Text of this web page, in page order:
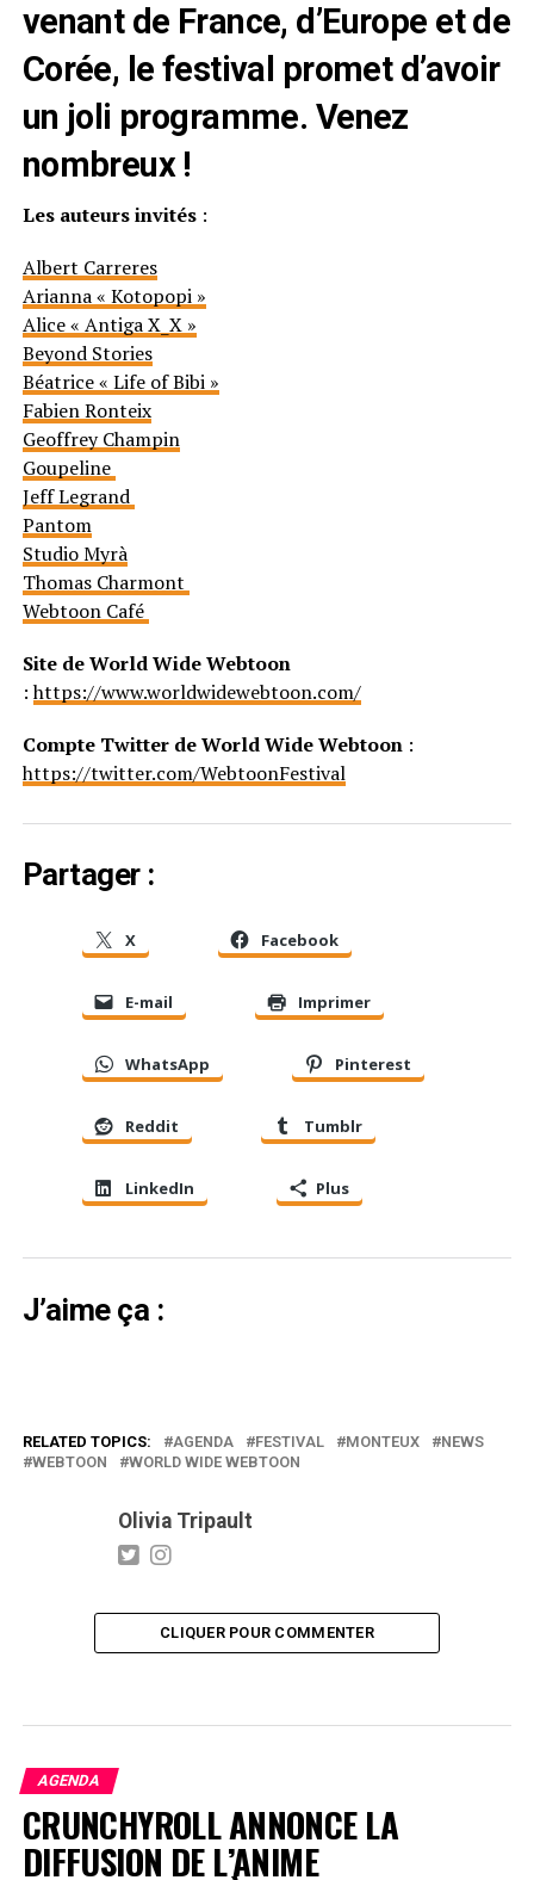
venant de France, d’Europe et de
Corée, le festival promet d’avoir
un joli programme. Venez
nombreux !
Les auteurs invités:
Albert Carreres
Arianna « Kotopopi »
Alice « Antiga X_X »
Beyond Stories
Béatrice « Life of Bibi »
Fabien Ronteix
Geoffrey Champin
Goupeline
Jeff Legrand
Pantom
Studio Myrà
Thomas Charmont
Webtoon Café
Site de World Wide Webtoon
:https://www.worldwidewebtoon.com/
Compte Twitter de World Wide Webtoon:
https://twitter.com/WebtoonFestival
Partager :
X Facebook
E-mail Imprimer
WhatsApp Pinterest
Reddit Tumblr
LinkedIn Plus
J’aime ça :
RELATED TOPICS: AGENDA FESTIVAL MONTEUX
NEWS
WEBTOON
WORLD WIDE WEBTOON
Olivia Tripault
CLIQUER POUR COMMENTER
AGENDA
CRUNCHYROLL ANNONCE LA
DIFFUSION DE L’ANIME